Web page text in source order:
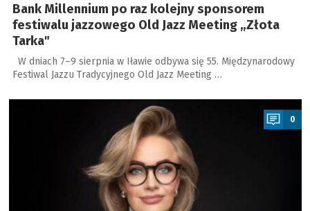
Bank Millennium po raz kolejny sponsorem
festiwalu jazzowego Old Jazz Meeting „Złota
Tarka"
W dniach 7–9 sierpnia w Iławie odbywa się 55. Międzynarodowy
Festiwal Jazzu Tradycyjnego Old Jazz Meeting …
a
0